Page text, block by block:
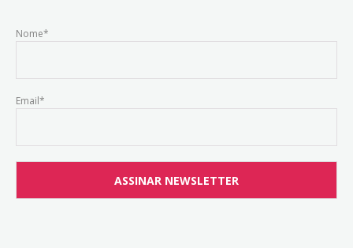
Nome*
Email*